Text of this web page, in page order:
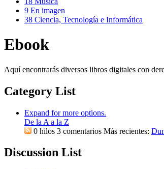
9 En imagen
38 Ciencia, Tecnología e Informática
Ebook
Aquí encontrarás diversos libros digitales con
Category List
Expand for more options.
De la A a la Z
0 hilos 3 comentarios Más recientes:
Discussion List